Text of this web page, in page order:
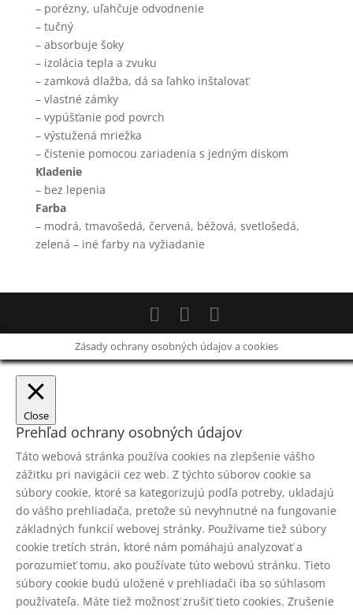
– porézny, uľahčuje odvodnenie
– tučný
– absorbuje šoky
– izolácia tepla a zvuku
– zamková dlažba, dá sa ľahko inštalovať
– vlastné zámky
– vypúšťanie pod povrch
– výstužená mriežka
– čistenie pomocou zariadenia s jedným diskom
Kladenie
– bez lepenia
Farba
– modrá, tmavošedá, červená, béžová, svetlošedá,
zelená – iné farby na vyžiadanie
Zásady ochrany osobných údajov a cookies
Close
Prehľad ochrany osobných údajov
Táto webová stránka používa cookies na zlepšenie vášho
zážitku pri navigácii cez web. Z týchto súborov cookie sa
súbory cookie, ktoré sa kategorizujú podľa potreby, ukladajú
do vášho prehliadača, pretože sú nevyhnutné na fungovanie
základných funkcií webovej stránky. Používame tiež súbory
cookie tretích strán, ktoré nám pomáhajú analyzovať a
porozumieť tomu, ako používate túto webovú stránku. Tieto
súbory cookie budú uložené v prehliadači iba so súhlasom
používateľa. Máte tiež možnosť zrušiť tieto cookies. Zrušenie